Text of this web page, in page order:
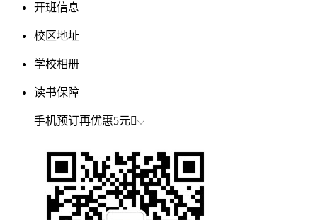
开班信息
校区地址
学校相册
读书保障
手机预订再优惠5元